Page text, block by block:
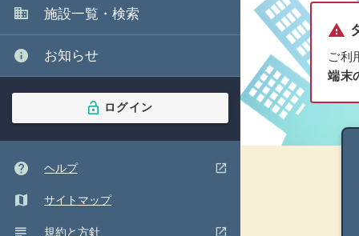
domain 施設一覧・検索
info お知らせ
lock_open ログイン
help ヘルプ open_in_new
map サイトマップ
subject 規約と方針 open_in_new
warning
ご利
端末